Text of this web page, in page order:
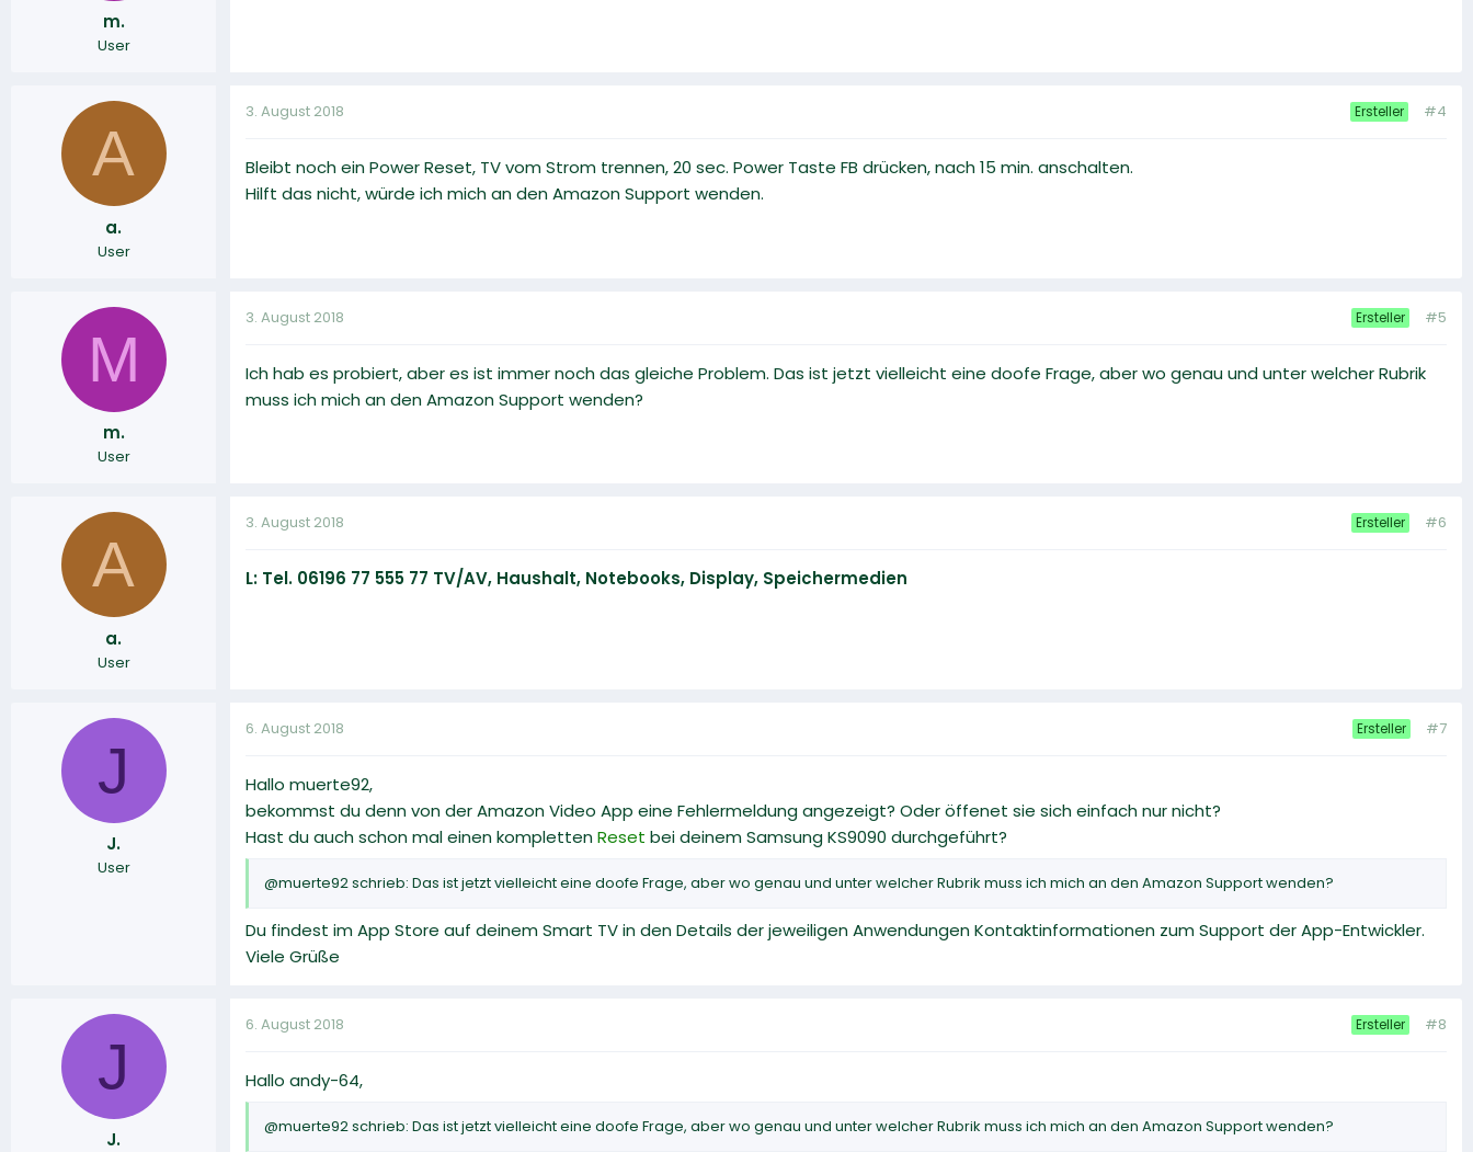
m.
User
A
a.
User
3. August 2018 Ersteller #4
Bleibt noch ein Power Reset, TV vom Strom trennen, 20 sec. Power Taste FB drücken, nach 15 min. anschalten.
Hilft das nicht, würde ich mich an den Amazon Support wenden.
M
m.
User
3. August 2018 Ersteller #5
Ich hab es probiert, aber es ist immer noch das gleiche Problem. Das ist jetzt vielleicht eine doofe Frage, aber wo genau und unter welcher Rubrik
muss ich mich an den Amazon Support wenden?
A
a.
User
3. August 2018 Ersteller #6
L: Tel. 06196 77 555 77 TV/AV, Haushalt, Notebooks, Display, Speichermedien
J
J.
User
6. August 2018 Ersteller #7
Hallo muerte92,
bekommst du denn von der Amazon Video App eine Fehlermeldung angezeigt? Oder öffenet sie sich einfach nur nicht?
Hast du auch schon mal einen komplettenReset bei deinem Samsung KS9090 durchgeführt?
@muerte92 schrieb: Das ist jetzt vielleicht eine doofe Frage, aber wo genau und unter welcher Rubrik muss ich mich an den Amazon Support wenden?
Du findest im App Store auf deinem Smart TV in den Details der jeweiligen Anwendungen Kontaktinformationen zum Support der App-Entwickler.
Viele Grüße
J
J.
6. August 2018 Ersteller #8
Hallo andy-64,
@muerte92 schrieb: Das ist jetzt vielleicht eine doofe Frage, aber wo genau und unter welcher Rubrik muss ich mich an den Amazon Support wenden?